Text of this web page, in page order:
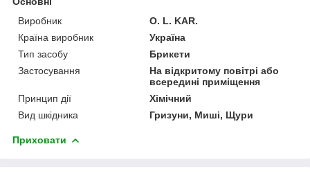
Виробник
O. L. KAR.
Країна виробник
Україна
Тип засобу
Брикети
Застосування
На відкритому повітрі або
всередині приміщення
Принцип дії
Хімічний
Вид шкідника
Гризуни, Миші, Щури
Приховати